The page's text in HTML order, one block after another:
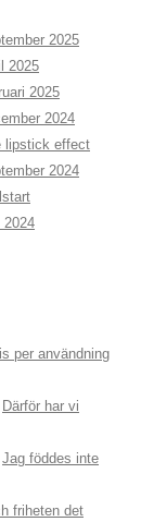
2025
2025
2025
2024
lipstick effect
2024
2024
per användning
Därför har vi
Jag föddes inte
friheten det